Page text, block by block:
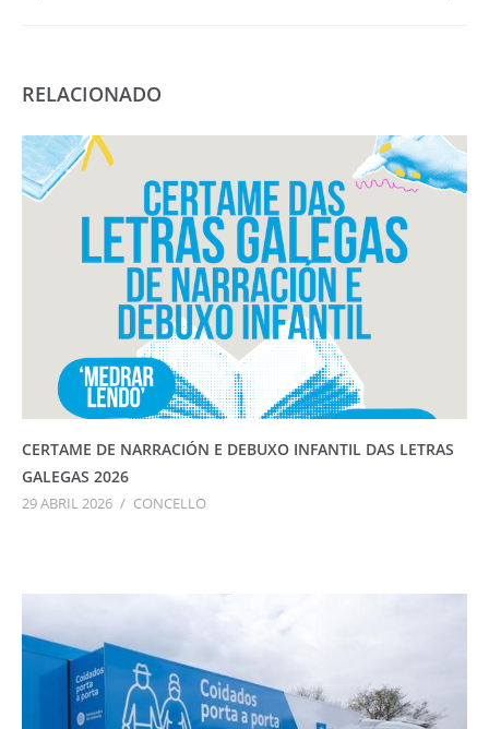
RELACIONADO
CERTAME DE NARRACIÓN E DEBUXO INFANTIL DAS LETRAS
GALEGAS 2026
29 ABRIL 2026 / CONCELLO